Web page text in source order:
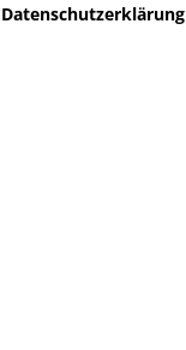
Datenschutzerklärung